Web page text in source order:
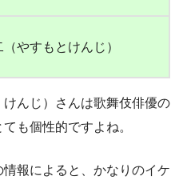
やすもとけんじ）
んじ）さんは歌舞伎俳優の
も個性的ですよね。
報によると、かなりのイケ